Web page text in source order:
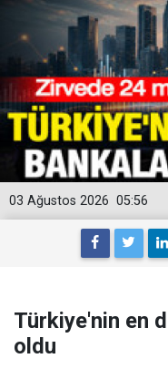
05:56
03 Ağustos 2026
Türkiye'nin en
oldu